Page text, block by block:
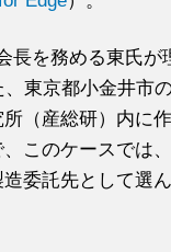
長を務める東氏が
東京都小金井市
（産総研）内に
このケースでは
委託先として選